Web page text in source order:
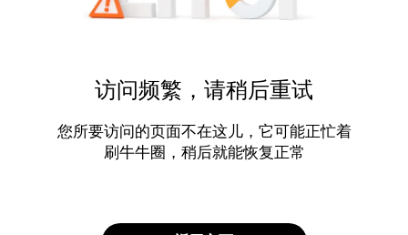
访问频繁，请稍后重试
您所要访问的页面不在这儿，它可能正忙着
刷牛牛圈，稍后就能恢复正常